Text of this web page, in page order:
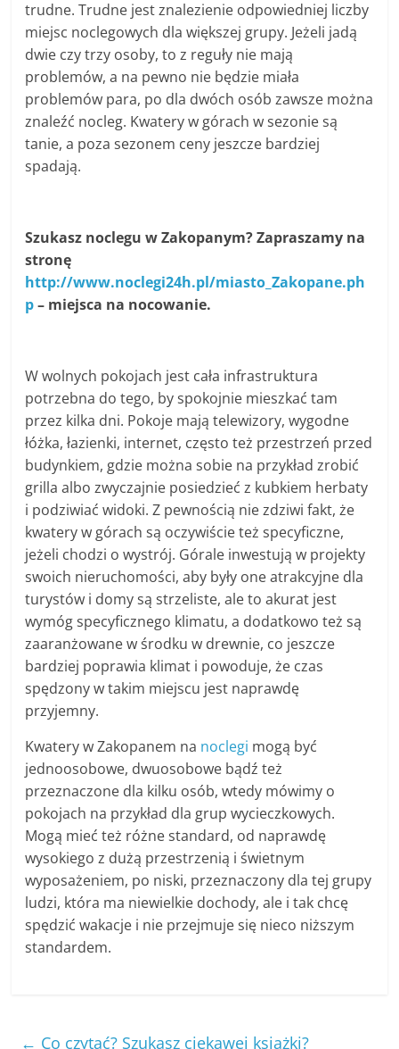
trudne. Trudne jest znalezienie odpowiedniej liczby
miejsc noclegowych dla większej grupy. Jeżeli jadą
dwie czy trzy osoby, to z reguły nie mają
problemów, a na pewno nie będzie miała
problemów para, po dla dwóch osób zawsze można
znaleźć nocleg. Kwatery w górach w sezonie są
tanie, a poza sezonem ceny jeszcze bardziej
spadają.
Szukasz noclegu w Zakopanym? Zapraszamy na
stronę
http://www.noclegi24h.pl/miasto_Zakopane.ph
p– miejsca na nocowanie.
W wolnych pokojach jest cała infrastruktura
potrzebna do tego, by spokojnie mieszkać tam
przez kilka dni. Pokoje mają telewizory, wygodne
łóżka, łazienki, internet, często też przestrzeń przed
budynkiem, gdzie można sobie na przykład zrobić
grilla albo zwyczajnie posiedzieć z kubkiem herbaty
i podziwiać widoki. Z pewnością nie zdziwi fakt, że
kwatery w górach są oczywiście też specyficzne,
jeżeli chodzi o wystrój. Górale inwestują w projekty
swoich nieruchomości, aby były one atrakcyjne dla
turystów i domy są strzeliste, ale to akurat jest
wymóg specyficznego klimatu, a dodatkowo też są
zaaranżowane w środku w drewnie, co jeszcze
bardziej poprawia klimat i powoduje, że czas
spędzony w takim miejscu jest naprawdę
przyjemny.
Kwatery w Zakopanem na noclegi mogą być
jednoosobowe, dwuosobowe bądź też
przeznaczone dla kilku osób, wtedy mówimy o
pokojach na przykład dla grup wycieczkowych.
Mogą mieć też różne standard, od naprawdę
wysokiego z dużą przestrzenią i świetnym
wyposażeniem, po niski, przeznaczony dla tej grupy
ludzi, która ma niewielkie dochody, ale i tak chcę
spędzić wakacje i nie przejmuje się nieco niższym
standardem.
← Co czytać? Szukasz ciekawej książki?